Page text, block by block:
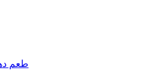
طعم